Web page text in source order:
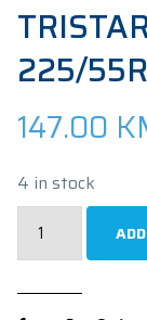
225/
147.00
4 in stock